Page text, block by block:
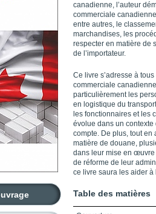
canadienne, l’auteur
commerciale
entre autres, le
marchandises, les
respecter en matière de
de l’importateur.
Ce livre s’adresse à
commerciale
particulièrement les
en logistique du
les fonctionnaires et les
évolue dans un
compte. De plus, tout
matière de douane,
dans leur mise en œuvre
de réforme de leur
ce livre saura les aider à
Table des matières